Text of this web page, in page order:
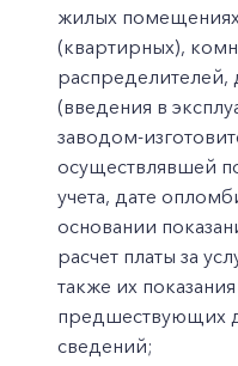
жилых
(квартирных),
распределителей,
(введения в
заводом-
осуществлявшей
учета, дате
основании
расчет платы за
также их
предшествующих
сведений;